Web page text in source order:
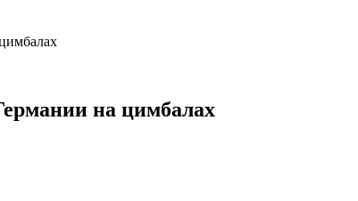
на цимбалах